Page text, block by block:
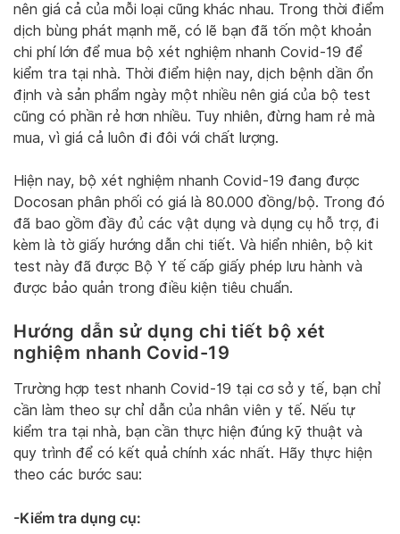
nên giá cả của mỗi loại cũng khác nhau. Trong thời điểm
dịch bùng phát mạnh mẽ, có lẽ bạn đã tốn một khoản
chi phí lớn để mua bộ xét nghiệm nhanh Covid-19 để
kiểm tra tại nhà. Thời điểm hiện nay, dịch bệnh dần ổn
định và sản phẩm ngày một nhiều nên giá của bộ test
cũng có phần rẻ hơn nhiều. Tuy nhiên, đừng ham rẻ mà
mua, vì giá cả luôn đi đôi với chất lượng.
Hiện nay, bộ xét nghiệm nhanh Covid-19 đang được
Docosan phân phối có giá là 80.000 đồng/bộ. Trong đó
đã bao gồm đầy đủ các vật dụng và dụng cụ hỗ trợ, đi
kèm là tờ giấy hướng dẫn chi tiết. Và hiển nhiên, bộ kit
test này đã được Bộ Y tế cấp giấy phép lưu hành và
được bảo quản trong điều kiện tiêu chuẩn.
Hướng dẫn sử dụng chi tiết bộ xét
nghiệm nhanh Covid-19
Trường hợp test nhanh Covid-19 tại cơ sở y tế, bạn chỉ
cần làm theo sự chỉ dẫn của nhân viên y tế. Nếu tự
kiểm tra tại nhà, bạn cần thực hiện đúng kỹ thuật và
quy trình để có kết quả chính xác nhất. Hãy thực hiện
theo các bước sau:
-Kiểm tra dụng cụ: